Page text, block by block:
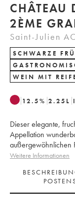
CHÂTEAU
2ÈME
Saint-Julien
SCHWARZE
WEIN MIT
12.5% 2.25 L
Dieser elegante,
Appellation
außergewöhnlichen
Weitere Informationen